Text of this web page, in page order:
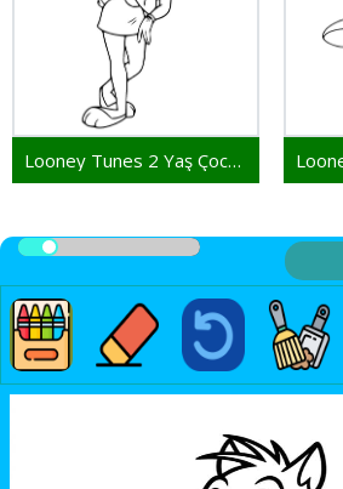
Looney Tunes 2 Yaş Çocuklar İçin